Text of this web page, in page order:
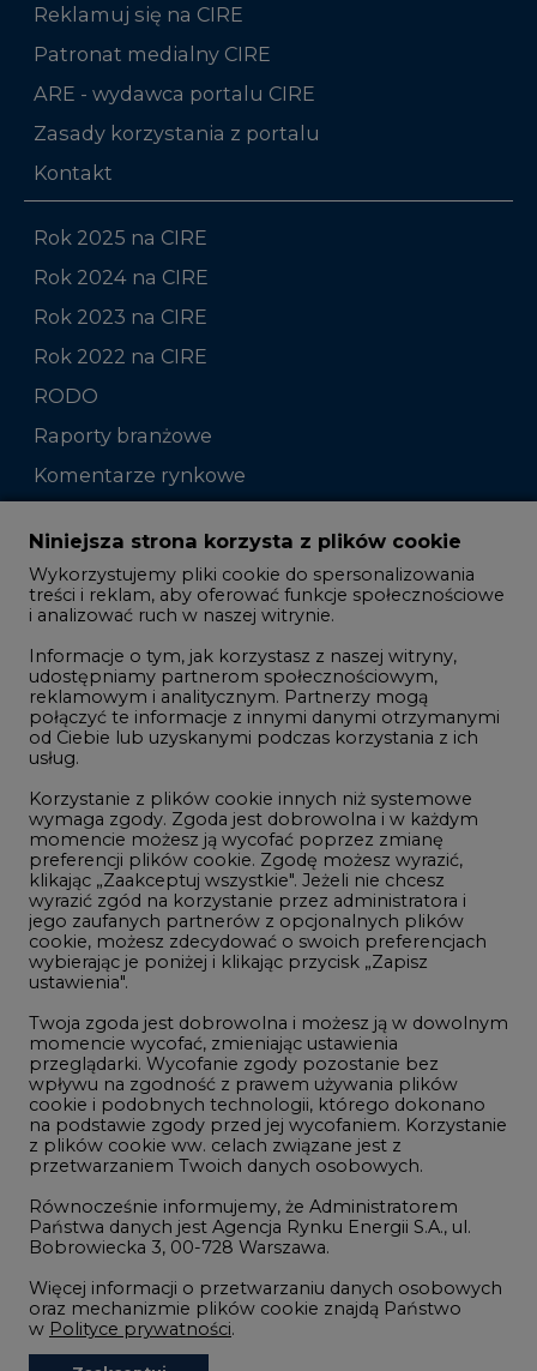
Reklamuj się na CIRE
Patronat medialny CIRE
ARE - wydawca portalu CIRE
Zasady korzystania z portalu
Kontakt
Rok 2025 na CIRE
Rok 2024 na CIRE
Rok 2023 na CIRE
Rok 2022 na CIRE
RODO
Raporty branżowe
Komentarze rynkowe
Zmiany kadrowe na rynku
Studio CIRE
Rozmowy o energetyce
Gospodarka
Geopolityka
LTE450
Innowacje i AI
Telekomunikacja i IT
Handel emisjami CO2
Wodór
Górnictwo
Atom
Fotowoltaika
Offshore wind
Zielone samorządy
Zielona gospodarka
Niniejsza strona korzysta z plików cookie
Wykorzystujemy pliki cookie do spersonalizowania
treści i reklam, aby oferować funkcje społecznościowe
i analizować ruch w naszej witrynie.
Informacje o tym, jak korzystasz z naszej witryny,
udostępniamy partnerom społecznościowym,
reklamowym i analitycznym. Partnerzy mogą
połączyć te informacje z innymi danymi otrzymanymi
od Ciebie lub uzyskanymi podczas korzystania z ich
usług.
Korzystanie z plików cookie innych niż systemowe
wymaga zgody. Zgoda jest dobrowolna i w każdym
momencie możesz ją wycofać poprzez zmianę
preferencji plików cookie. Zgodę możesz wyrazić,
klikając „Zaakceptuj wszystkie". Jeżeli nie chcesz
wyrazić zgód na korzystanie przez administratora i
jego zaufanych partnerów z opcjonalnych plików
cookie, możesz zdecydować o swoich preferencjach
wybierając je poniżej i klikając przycisk „Zapisz
ustawienia".
Twoja zgoda jest dobrowolna i możesz ją w dowolnym
momencie wycofać, zmieniając ustawienia
przeglądarki. Wycofanie zgody pozostanie bez
wpływu na zgodność z prawem używania plików
cookie i podobnych technologii, którego dokonano
na podstawie zgody przed jej wycofaniem. Korzystanie
z plików cookie ww. celach związane jest z
przetwarzaniem Twoich danych osobowych.
Równocześnie informujemy, że Administratorem
Państwa danych jest Agencja Rynku Energii S.A., ul.
Bobrowiecka 3, 00-728 Warszawa.
Więcej informacji o przetwarzaniu danych osobowych
oraz mechanizmie plików cookie znajdą Państwo
w Polityce prywatności.